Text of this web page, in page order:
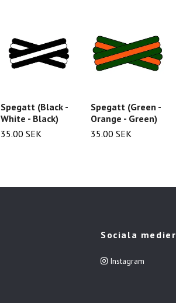
Spegatt (Black -
White - Black)
35.00 SEK
Spegatt (Green -
Orange - Green)
35.00 SEK
Sociala medier
Instagram